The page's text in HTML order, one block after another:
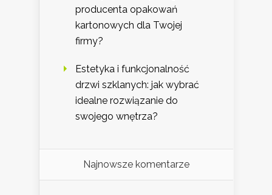
producenta opakowań
kartonowych dla Twojej
firmy?
Estetyka i funkcjonalność
drzwi szklanych: jak wybrać
idealne rozwiązanie do
swojego wnętrza?
Najnowsze komentarze